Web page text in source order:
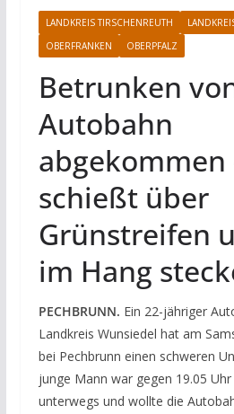
LANDKREIS TIRSCHENREUTH
OBERFRANKEN
OBERPFALZ
Betrunken
Autobahn
abgekommen
schießt über
Grünstreifen
im Hang
PECHBRUNN. Ein 22-jähriger
Landkreis Wunsiedel hat am
bei Pechbrunn einen schweren
junge Mann war gegen 19.05
unterwegs und wollte die